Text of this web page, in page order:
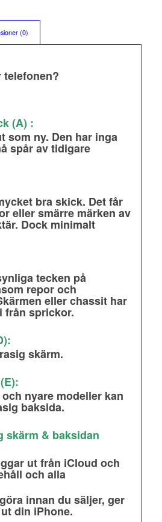
(0)
(A) :
som ny. Den har inga
spår av tidigare
bra skick. Det får
eller smärre märken av
Dock minimalt
tecken på
repor och
eller chassit har
från sprickor.
skärm.
nyare modeller kan
baksida.
skärm & baksidan
ut från iCloud och
och alla
innan du säljer, ger
din iPhone.